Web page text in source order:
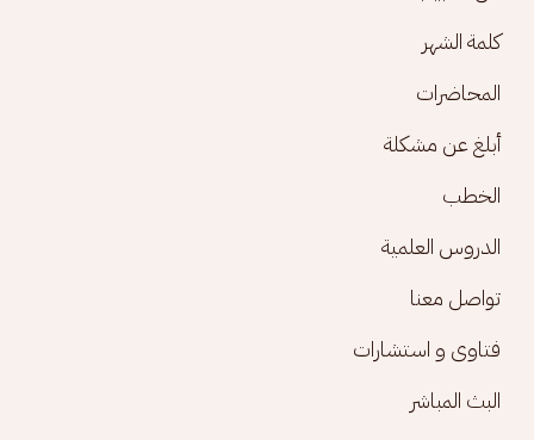
كلمة الشهر
المحاضرات
أبلغ عن مشكلة
الخطب
الدروس العلمية
تواصل معنا
فتاوى و استشارات
البث المباشر